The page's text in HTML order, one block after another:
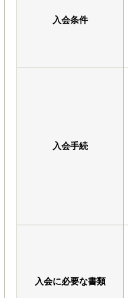
入会条件
入会手続
入会に必要な書類